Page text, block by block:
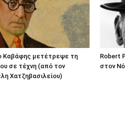
Καβάφης μετέτρεψε τη
σε τέχνη (από τον
Χατζηβασιλείου)
Robert
στον